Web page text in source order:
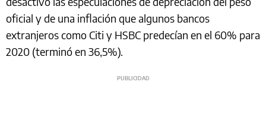
oficial y de una inflación que algunos bancos
extranjeros como Citi y HSBC predecían en el 60% para
2020 (terminó en 36,5%).